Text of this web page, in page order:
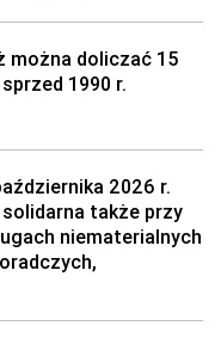
można doliczać 15
1990 r.
2026 r.
także przy
niematerialnych